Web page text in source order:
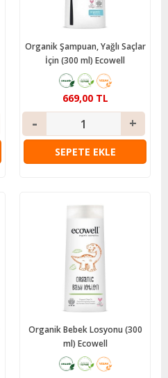
Organik Şampuan, Yağlı Saçlar
İçin (300 ml) Ecowell
669,00 TL
SEPETE EKLE
Organik Bebek Losyonu (300
ml) Ecowell